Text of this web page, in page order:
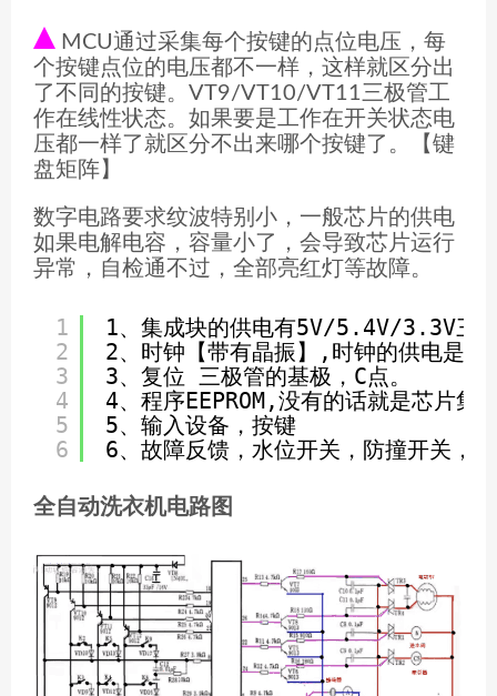
MCU通过采集每个按键的点位电压，每
个按键点位的电压都不一样，这样就区分出
了不同的按键。VT9/VT10/VT11三极管工
作在线性状态。如果要是工作在开关状态电
压都一样了就区分不出来哪个按键了。【键
盘矩阵】
数字电路要求纹波特别小，一般芯片的供电
如果电解电容，容量小了，会导致芯片运行
异常，自检通不过，全部亮红灯等故障。
1
2
3
4
5
6
1、集成块的供电有5V/5 .4V/3 .3V三
2、时钟【带有晶振】,时钟的供电是
3、复位 三极管的基极，C点。
4、程序EEPROM,没有的话就是芯片集
5、输入设备，按键
6、故障反馈，水位开关，防撞开关，
全自动洗衣机电路图